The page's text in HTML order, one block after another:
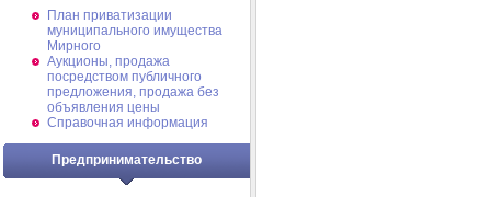
План приватизации
муниципального имущества
Мирного
Аукционы, продажа
посредством публичного
предложения, продажа без
объявления цены
Справочная информация
Предпринимательство